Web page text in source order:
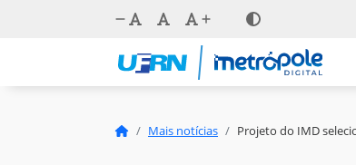
Mais notícias Projeto do IMD